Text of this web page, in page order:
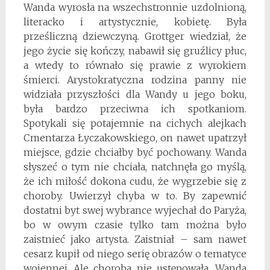
Wanda wyrosła na wszechstronnie uzdolnioną,
literacko i artystycznie, kobietę. Była
prześliczną dziewczyną. Grottger wiedział, że
jego życie się kończy, nabawił się gruźlicy płuc,
a wtedy to równało się prawie z wyrokiem
śmierci. Arystokratyczna rodzina panny nie
widziała przyszłości dla Wandy u jego boku,
była bardzo przeciwna ich spotkaniom.
Spotykali się potajemnie na cichych alejkach
Cmentarza Łyczakowskiego, on nawet upatrzył
miejsce, gdzie chciałby być pochowany. Wanda
słyszeć o tym nie chciała, natchnęła go myślą,
że ich miłość dokona cudu, że wygrzebie się z
choroby. Uwierzył chyba w to. By zapewnić
dostatni byt swej wybrance wyjechał do Paryża,
bo w owym czasie tylko tam można było
zaistnieć jako artysta. Zaistniał – sam nawet
cesarz kupił od niego serię obrazów o tematyce